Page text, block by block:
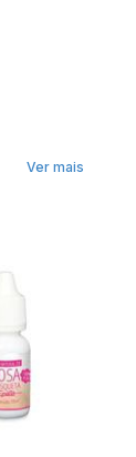
Ver mais